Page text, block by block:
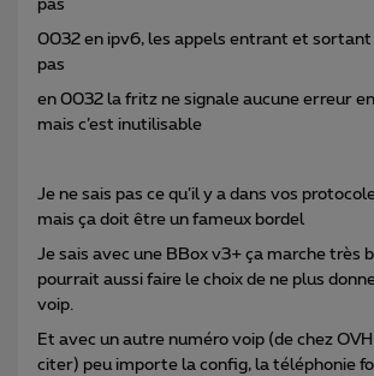
pas
0032 en ipv6, les appels entrant et sortant
pas
en 0032 la fritz ne signale aucune erreur
mais c’est inutilisable
Je ne sais pas ce qu’il y a dans vos
mais ça doit être un fameux bordel
Je sais avec une BBox v3+ ça marche très
pourrait aussi faire le choix de ne plus
voip.
Et avec un autre numéro voip (de chez
citer) peu importe la config, la téléphonie